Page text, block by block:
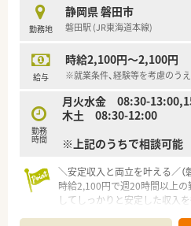
勤務地
静岡県 磐田市
磐田駅 (JR東海道本線)
給与
時給2,100円～2,100円
※就業条件、経験等を考慮のうえ
勤務
時間
月火水金 08:30-
木土 08:30-12:00
※上記のうちで相談可能
＼安定収入と両立を叶える／（
時給2,100円で週20時間以上の
してしっかりと安定した収入